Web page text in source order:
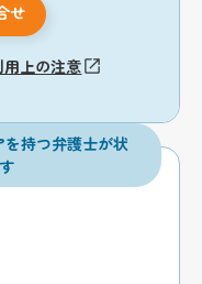
せ
用上の注意
を持つ弁護士が状